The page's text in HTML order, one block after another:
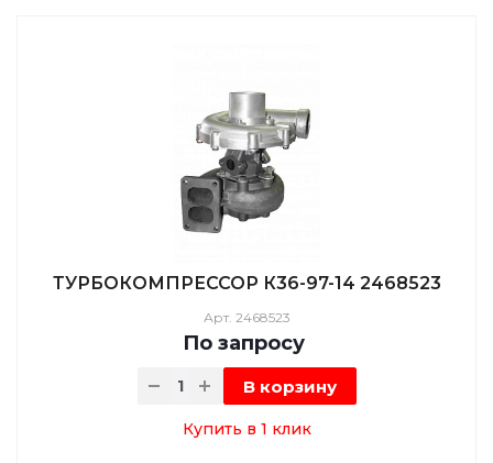
ТУРБОКОМПРЕССОР К36-97-14 2468523
Арт. 2468523
По запросу
В корзину
Купить в 1 клик